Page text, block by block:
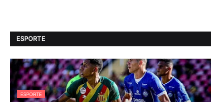
ESPORTE
ESPORTE